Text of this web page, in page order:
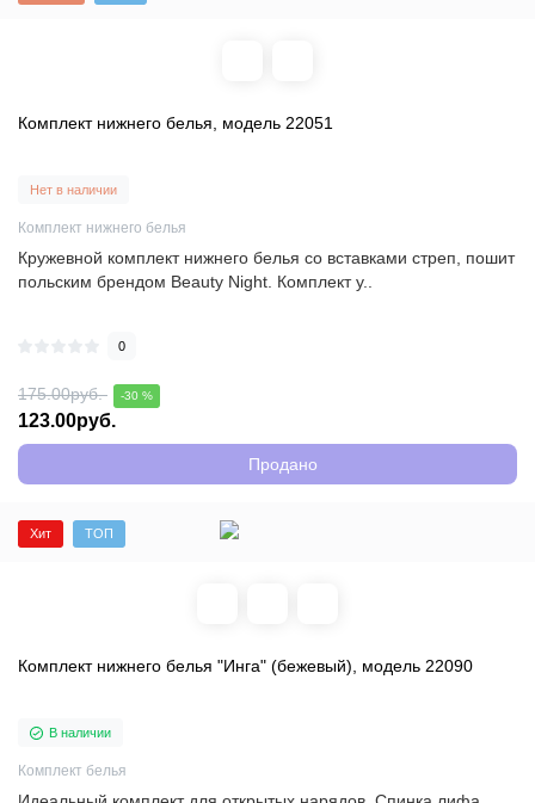
Комплект нижнего белья, модель 22051
Нет в наличии
Комплект нижнего белья
Кружевной комплект нижнего белья со вставками стреп, пошит
польским брендом Beauty Night. Комплект у..
0
175.00руб. -30 %
123.00руб.
Продано
Хит ТОП
Комплект нижнего белья "Инга" (бежевый), модель 22090
В наличии
Комплект белья